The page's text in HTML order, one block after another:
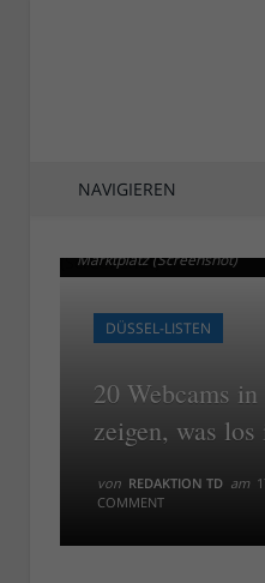
NAVIGIEREN
Marktplatz (Screenshot)
DÜSSEL-LISTEN
20 Webcams
zeigen, was
von REDAKTION TD am
COMMENT
Marktplatz (Screenshot)